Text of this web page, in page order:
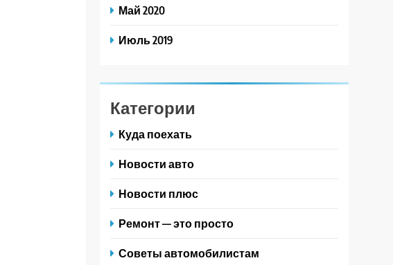
Май 2020
Июль 2019
Категории
Куда поехать
Новости авто
Новости плюс
Ремонт — это просто
Советы автомобилистам